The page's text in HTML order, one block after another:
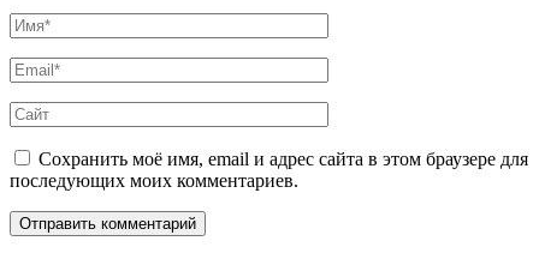
Сохранить моё имя, email и адрес сайта в этом браузере для
последующих моих комментариев.